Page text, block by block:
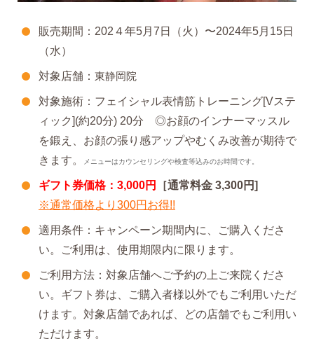
販売期間：202４年5月7日（火）〜2024年5月15日
（水）
対象店舗： 東静岡院
対象施術：フェイシャル表情筋トレーニング[Vステ
ィック](約20分) 20分 ◎お顔のインナーマッスル
を鍛え、お顔の張り感アップやむくみ改善が期待で
きます。
メニューはカウンセリングや検査等込みのお時間です。
ギフト券価格：3,000円
［通常料金 3,300円]
※通常価格より300円お得!!
適用条件：キャンペーン期間内に、ご購入くださ
い。ご利用は、使用期限内に限ります。
ご利用方法：対象店舗へご予約の上ご来院くださ
い。ギフト券は、ご購入者様以外でもご利用いただ
けます。対象店舗であれば、どの店舗でもご利用い
ただけます。